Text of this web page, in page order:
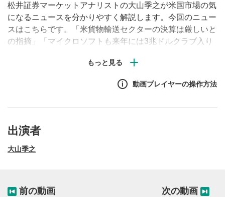
松井証券マーケットアナリストの大山季之が米国市場の気
になるニュースを分かりやすく解説します。今回のニュー
スはこちらです。「米貨物輸送セクターの決算は厳しいと
の指摘」「マイクロソフトも来年には3兆ドルクラブ入り
念日の旅行者数が記録的水準に」「セールスフォースが8
月に定価の値上げを発表」また、ニュース内で取り上げた
銘柄はこちらです。ユナイテッド パーセル サービス
イアット ホテルズ<H> ユナイテッド エアラインズ ホ
ールディングス<UAL>セールスフォース<CRM>
動画プレイヤーの操作方法
出演者
大山季之
前の動画 次の動画